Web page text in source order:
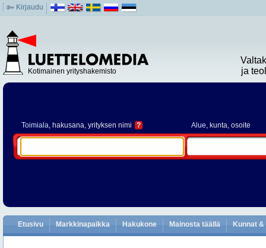
Kirjaudu
Kotimainen yrityshakemisto
ja
Toimiala, hakusana, yrityksen nimi ? Alue, kunta, osoite
Etusivu Markkinapaikka Hakukone Mainosta täällä Kunnat